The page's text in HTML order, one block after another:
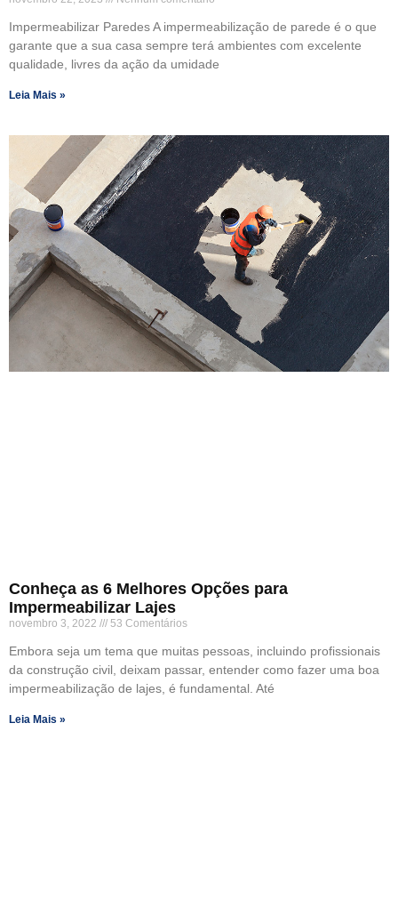
Impermeabilizar Paredes A impermeabilização de parede é o que
garante que a sua casa sempre terá ambientes com excelente
qualidade, livres da ação da umidade
Leia Mais »
Conheça as 6 Melhores Opções para
Impermeabilizar Lajes
novembro 3, 2022 53 Comentários
Embora seja um tema que muitas pessoas, incluindo profissionais
da construção civil, deixam passar, entender como fazer uma boa
impermeabilização de lajes, é fundamental. Até
Leia Mais »